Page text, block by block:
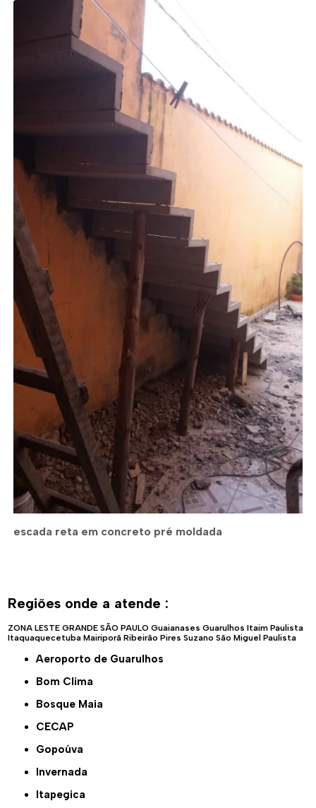
escada reta em concreto pré moldada
Regiões onde a atende :
ZONA LESTE GRANDE SÃO PAULO Guaianases Guarulhos Itaim Paulista
Itaquaquecetuba Mairiporã Ribeirão Pires Suzano São Miguel Paulista
Aeroporto de Guarulhos
Bom Clima
Bosque Maia
CECAP
Gopoúva
Invernada
Itapegica